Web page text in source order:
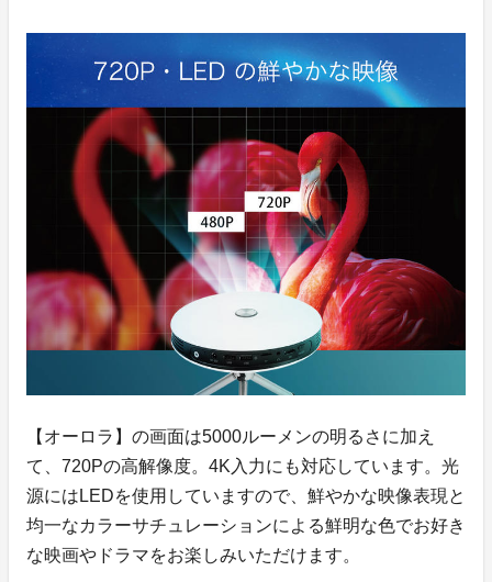
【オーロラ】の画面は5000ルーメンの明るさに加え
て、720Pの高解像度。4K入力にも対応しています。光
源にはLEDを使用していますので、鮮やかな映像表現と
均一なカラーサチュレーションによる鮮明な色でお好き
な映画やドラマをお楽しみいただけます。